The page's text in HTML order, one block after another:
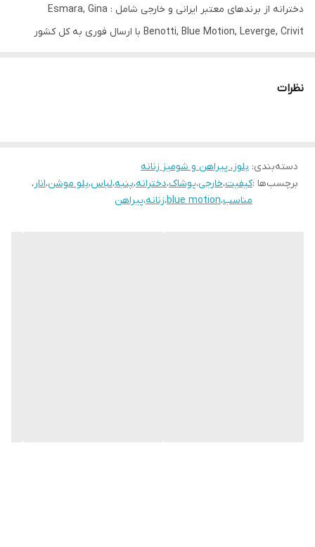
مورد استفاده روزانه
دخترانه از برندهای معتبر ایرانی و خارجی شامل : Esmara, Gina
Benotti, Blue Motion, Leverge, Crivit با ارسال فوری به کل کشور
نظرات
دسته‌بندی: بلوز، پیراهن و شومیز زنانه
برچسب‌ها :کیفیت،خارجی،پوشاک،دخترانه،پنبه،لباس،بلو موشن،انار،
مناسب،blue motion،زنانه،پیراهن